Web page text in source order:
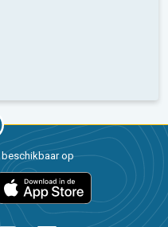
beschikbaar op